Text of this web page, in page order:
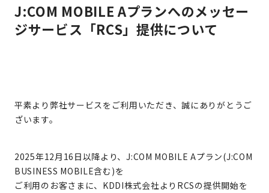
J:COM MOBILE Aプランへのメッセー
ジサービス「RCS」提供について
平素より弊社サービスをご利用いただき、誠にありがとうご
ざいます。
2025年12月16日以降より、J:COM MOBILE Aプラン(J:COM
BUSINESS MOBILE含む)を
ご利用のお客さまに、KDDI株式会社よりRCSの提供開始を